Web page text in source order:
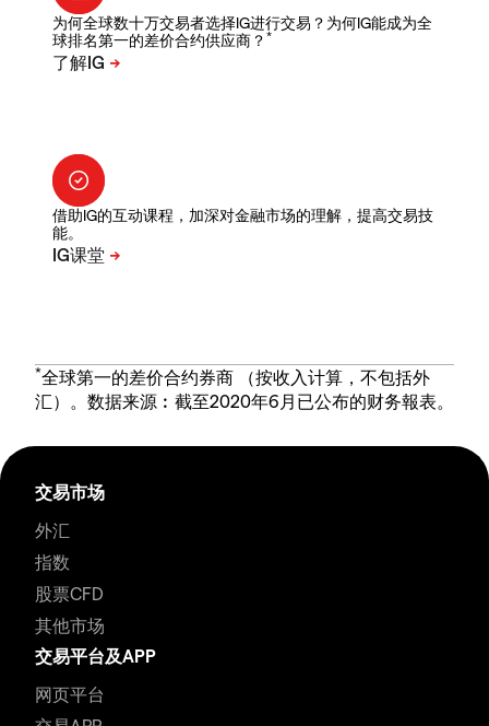
为何全球数十万交易者选择IG进行交易？为何IG能成为全
球排名第一的差价合约供应商？ *
借助IG的互动课程，加深对金融市场的理解，提高交易技
能。
*全球第一的差价合约券商 （按收入计算，不包括外
汇）。数据来源︰截至2020年6月已公布的财务報表。
交易市场
外汇
指数
股票CFD
其他市场
交易平台及APP
网页平台